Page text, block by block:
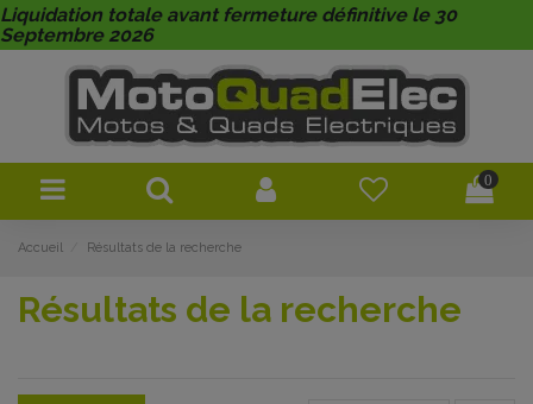
Liquidation totale avant fermeture définitive le 30
Septembre 2026
0
Accueil Résultats de la recherche
Résultats de la recherche